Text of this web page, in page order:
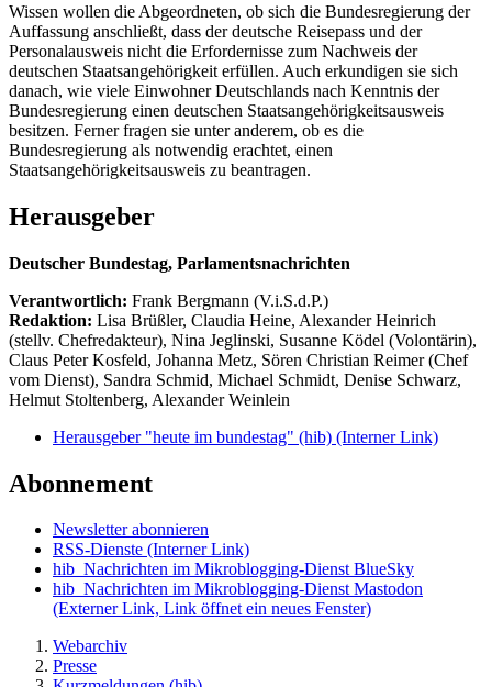
Wissen wollen die Abgeordneten, ob sich die Bundesregierung der
Auffassung anschließt, dass der deutsche Reisepass und der
Personalausweis nicht die Erfordernisse zum Nachweis der
deutschen Staatsangehörigkeit erfüllen. Auch erkundigen sie sich
danach, wie viele Einwohner Deutschlands nach Kenntnis der
Bundesregierung einen deutschen Staatsangehörigkeitsausweis
besitzen. Ferner fragen sie unter anderem, ob es die
Bundesregierung als notwendig erachtet, einen
Staatsangehörigkeitsausweis zu beantragen.
Herausgeber
Deutscher Bundestag, Parlamentsnachrichten
Verantwortlich: Frank Bergmann (V.i.S.d.P.)
Redaktion: Lisa Brüßler, Claudia Heine, Alexander Heinrich
(stellv. Chefredakteur), Nina Jeglinski, Susanne Ködel (Volontärin),
Claus Peter Kosfeld, Johanna Metz, Sören Christian Reimer (Chef
vom Dienst), Sandra Schmid, Michael Schmidt, Denise Schwarz,
Helmut Stoltenberg, Alexander Weinlein
Herausgeber "heute im bundestag" (hib) (Interner Link)
Abonnement
Newsletter abonnieren
RSS-Dienste (Interner Link)
hib_Nachrichten im Mikroblogging-Dienst BlueSky
hib_Nachrichten im Mikroblogging-Dienst Mastodon
(Externer Link, Link öffnet ein neues Fenster)
Webarchiv
Presse